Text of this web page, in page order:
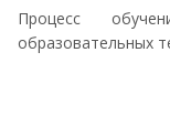
Процесс
образовательных